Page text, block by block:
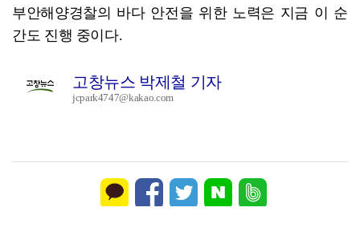
부안해양경찰의 바다 안전을 위한 노력은 지금 이 순
간도 진행 중이다.
고창뉴스 박제철 기자
jcpark4747@kakao.com